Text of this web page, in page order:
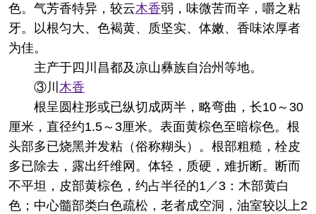
色。气芳香特异，较云木香弱，味微苦而辛，嚼之粘
牙。以根匀大、色褐黄、质坚实、体嫩、香味浓厚者
为佳。
主产于四川昌都及凉山彝族自治州等地。
③川 木香
根呈圆柱形或已纵切成两半，略弯曲，长10～30
厘米，直径约1.5～3厘米。表面黄棕色至暗棕色。根
头部多已烧黑并发粘（俗称糊头）。根部粗糙，栓皮
多已除去，露出纤维网。体轻，质硬，难折断。断而
不平坦，皮部黄棕色，约占半径的1／3：木部黄白
色；中心髓部类白色疏松，老者成空洞，油室较以上2